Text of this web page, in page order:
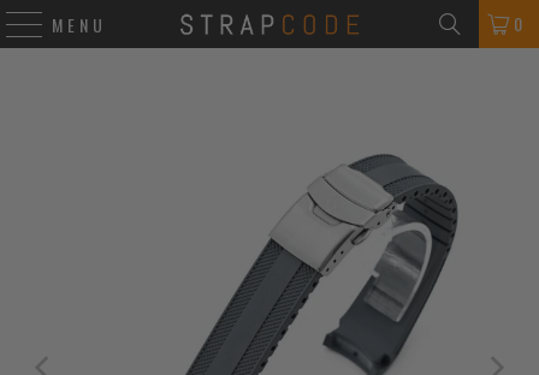
MENU 0